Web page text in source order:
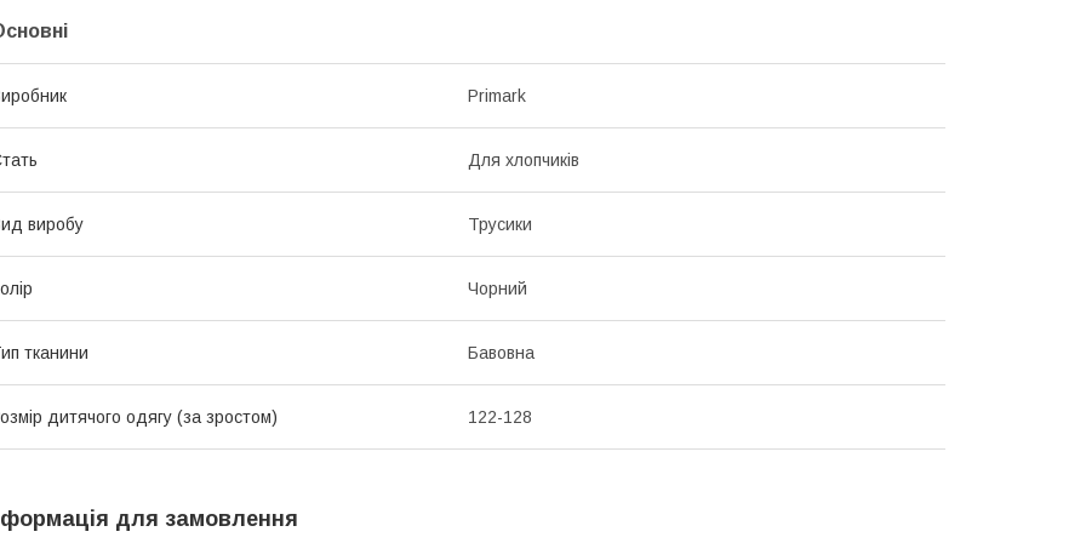
Primark
Для хлопчиків
виробу Трусики
Чорний
тканини Бавовна
дитячого одягу (за зростом) 122-128
для замовлення